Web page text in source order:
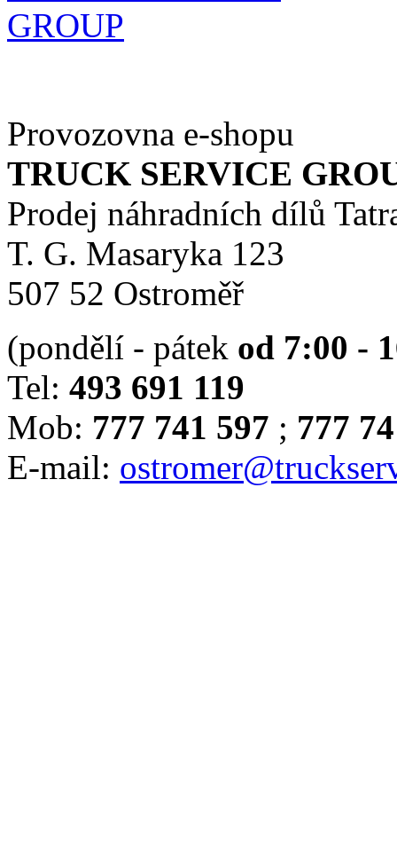
Provozovna e-shopu
TRUCK SERVICE
Prodej náhradních dílů
T. G. Masaryka 123
507 52 Ostroměř
(pondělí - pátek od 7:00 -
Tel: 493 691 119
Mob: 777 741 597 ; 777
E-mail: